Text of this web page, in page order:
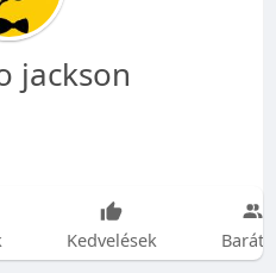
jackson
Kedvelések